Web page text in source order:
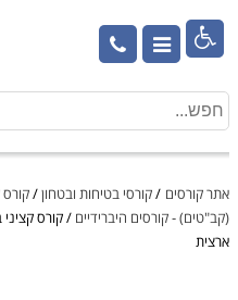

אתר קורסים /קורסי בטיחות ובטחון/קורס
(קב"טים) - קורסים היברידיים /קורס
ארצית